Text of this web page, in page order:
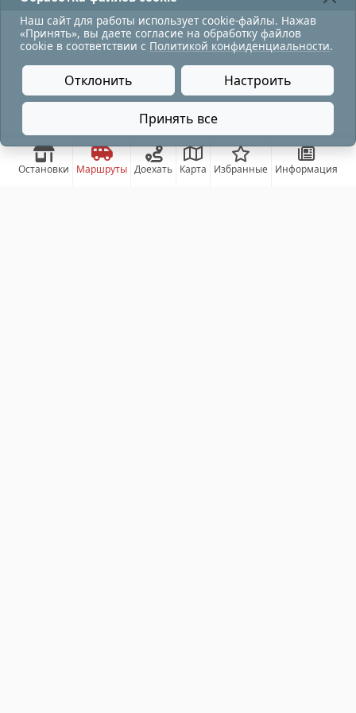
Остановки Маршруты Доехать Карта Избранные Информация
Наш сайт для работы использует cookie-файлы. Нажав
«Принять», вы даете согласие на обработку файлов
cookie в соответствии с Политикой конфиденциальности.
Отклонить Настроить
Принять все